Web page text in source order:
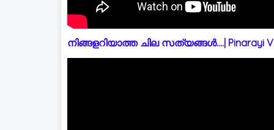
നിങ്ങളറിയാത്ത ചില സത്യങ്ങൾ....| Pinarayi